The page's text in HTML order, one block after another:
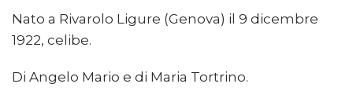
Nato a Rivarolo Ligure (Genova) il 9 dicembre
1922, celibe.
Di Angelo Mario e di Maria Tortrino.